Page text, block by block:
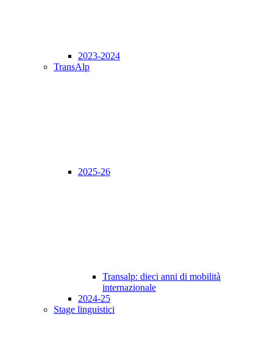
2023-2024
TransAlp
2025-26
Transalp: dieci anni di mobilità
internazionale
2024-25
Stage linguistici